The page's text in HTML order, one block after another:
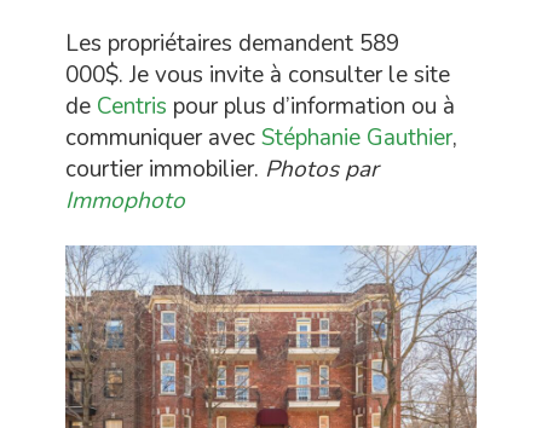
Les propriétaires demandent 589
000$. Je vous invite à consulter le site
de Centris pour plus d’information ou à
communiquer avecStéphanie Gauthier,
courtier immobilier. Photos par
Immophoto